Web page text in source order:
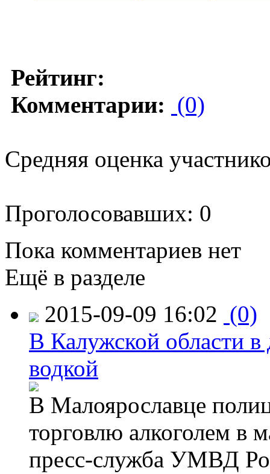
Рейтинг:
Комментарии: (0)
Средняя оценка
Проголосовавших: 0
Пока комментариев нет
Ещё в разделе
2015-09-09 16:02 (0)
В Калужской области в
водкой
В Малоярославце
торговлю алкоголем в
пресс-служба УМВД